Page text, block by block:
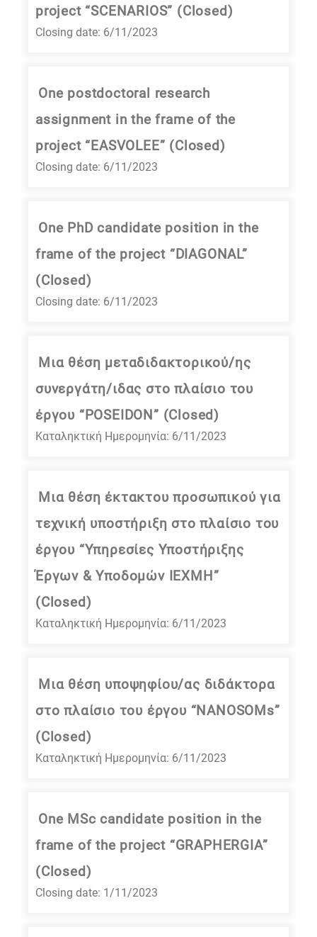
project “SCENARIOS” (Closed)
Closing date: 6/11/2023
One postdoctoral research
assignment in the frame of the
project “EASVOLEE” (Closed)
Closing date: 6/11/2023
One PhD candidate position in the
frame of the project “DIAGONAL”
(Closed)
Closing date: 6/11/2023
Μια θέση μεταδιδακτορικού/ης
συνεργάτη/ιδας στο πλαίσιο του
έργου “POSEIDON” (Closed)
Καταληκτική Ημερομηνία: 6/11/2023
Mια θέση έκτακτου προσωπικού για
τεχνική υποστήριξη στο πλαίσιο του
έργου “Υπηρεσίες Υποστήριξης
Έργων & Υποδομών ΙΕΧΜΗ”
(Closed)
Καταληκτική Ημερομηνία: 6/11/2023
Μια θέση υποψηφίου/ας διδάκτορα
στο πλαίσιο του έργου “NANOSOMs”
(Closed)
Καταληκτική Ημερομηνία: 6/11/2023
One MSc candidate position in the
frame of the project “GRAPHERGIA”
(Closed)
Closing date: 1/11/2023